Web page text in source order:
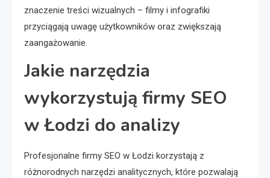
znaczenie treści wizualnych – filmy i infografiki
przyciągają uwagę użytkowników oraz zwiększają
zaangażowanie.
Jakie narzędzia
wykorzystują firmy SEO
w Łodzi do analizy
Profesjonalne firmy SEO w Łodzi korzystają z
różnorodnych narzędzi analitycznych, które pozwalają